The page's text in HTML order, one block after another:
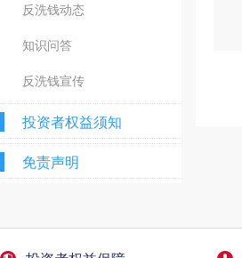
反洗钱动态
知识问答
反洗钱宣传
投资者权益须知
免责声明